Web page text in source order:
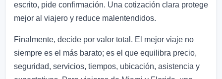
escrito, pide confirmación. Una cotización clara protege
mejor al viajero y reduce malentendidos.
Finalmente, decide por valor total. El mejor viaje no
siempre es el más barato; es el que equilibra precio,
seguridad, servicios, tiempos, ubicación, asistencia y